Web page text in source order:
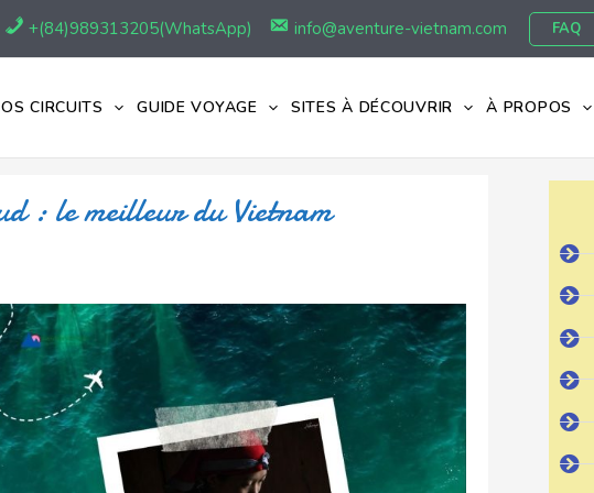
+(84)989313205(WhatsApp) info@aventure-vietnam.com FAQ
CIRCUITS GUIDE VOYAGE SITES À DÉCOUVRIR À PROPOS
: le meilleur du Vietnam